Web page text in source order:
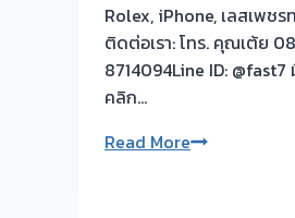
ทอง
เมือง
ปทุม
Rolex, iPhone, เลสเพช
ติดต่อเรา: โทร. คุณเต้ย
8714094Line ID: @fast7
คลิก…
Read Moreรับ